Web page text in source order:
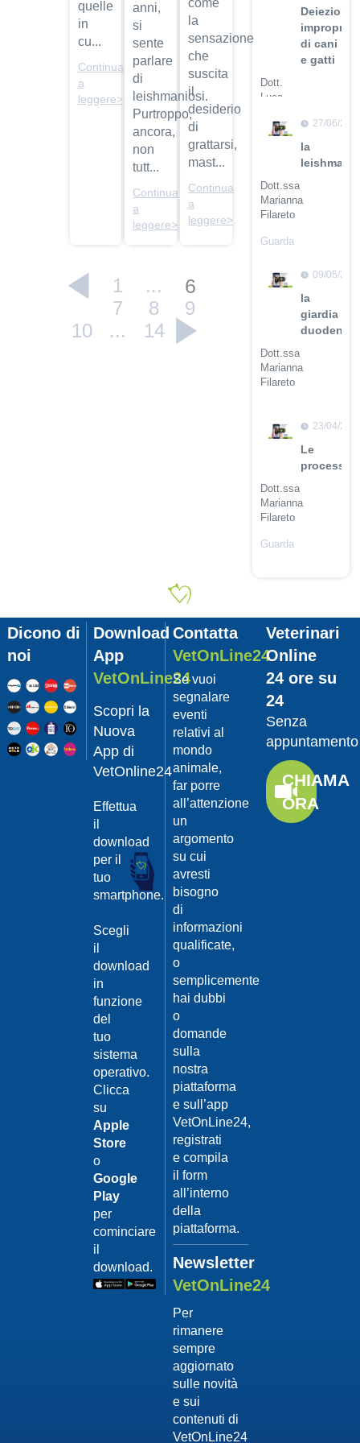
quelle
in
cu...
Continua
a
leggere>
anni,
si
sente
parlare
di
leishmaniosi.
Purtroppo,
ancora,
non
tutt...
Continua
a
leggere>
come
la
sensazione
che
suscita
il
desiderio
di
grattarsi,
mast...
Continua
a
leggere>
1 ... 6
7 8
9
10
... 14
Deiezioni
improprie
di cani
e gatti
Dott.
Luca
Guarda
27/06/
la
Dott.ssa
Marianna
Filareto
Guarda
09/05/
la
giardia
Dott.ssa
Marianna
Filareto
il video
23/04/
Le
Dott.ssa
Marianna
Filareto
Guarda
Pet
con
Dott.
Felici
Manuel
Guarda
il video
da
Dott.
Felici
Dicono di
noi
Download
App
VetOnLine24
Scopri la
Nuova
App di
VetOnline24
Effettua
il
download
per il
tuo
smartphone.
Scegli
il
download
in
funzione
del
tuo
sistema
operativo.
Clicca
su
Apple
Store
o
Google
Play
per
cominciare
il
download.
Contatta
VetOnLine24
Se vuoi
segnalare
eventi
relativi al
mondo
animale,
far porre
all’attenzione
un
argomento
su cui
avresti
bisogno
di
informazioni
qualificate,
o
semplicemente
hai dubbi
o
domande
sulla
nostra
piattaforma
e sull’app
VetOnLine24,
registrati
e compila
il form
all’interno
della
piattaforma.
Newsletter
VetOnLine24
Per
rimanere
sempre
aggiornato
sulle novità
e sui
contenuti di
VetOnLine24
Veterinari
Online
24 ore su
24
Senza
appuntamento
CHIAMA
ORA